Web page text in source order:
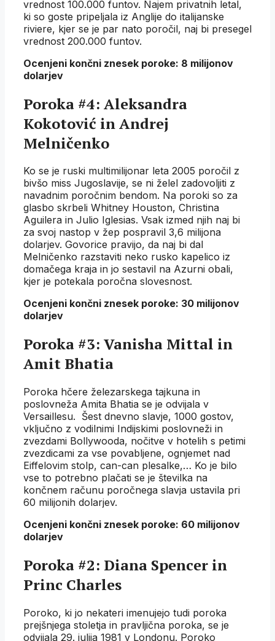
vrednost 100.000 funtov. Najem privatnih letal,
ki so goste pripeljala iz Anglije do italijanske
riviere, kjer se je par nato poročil, naj bi presegel
vrednost 200.000 funtov.
Ocenjeni končni znesek poroke: 8 milijonov
dolarjev
Poroka #4: Aleksandra
Kokotović in Andrej
Melničenko
Ko se je ruski multimilijonar leta 2005 poročil z
bivšo miss Jugoslavije, se ni želel zadovoljiti z
navadnim poročnim bendom. Na poroki so za
glasbo skrbeli Whitney Houston, Christina
Aguilera in Julio Iglesias. Vsak izmed njih naj bi
za svoj nastop v žep pospravil 3,6 milijona
dolarjev. Govorice pravijo, da naj bi dal
Melničenko razstaviti neko rusko kapelico iz
domačega kraja in jo sestavil na Azurni obali,
kjer je potekala poročna slovesnost.
Ocenjeni končni znesek poroke: 30 milijonov
dolarjev
Poroka #3: Vanisha Mittal in
Amit Bhatia
Poroka hčere železarskega tajkuna in
poslovneža Amita Bhatia se je odvijala v
Versaillesu. Šest dnevno slavje, 1000 gostov,
vključno z vodilnimi Indijskimi poslovneži in
zvezdami Bollywooda, nočitve v hotelih s petimi
zvezdicami za vse povabljene, ognjemet nad
Eiffelovim stolp, can-can plesalke,… Ko je bilo
vse to potrebno plačati se je številka na
končnem računu poročnega slavja ustavila pri
60 milijonih dolarjev.
Ocenjeni končni znesek poroke: 60 milijonov
dolarjev
Poroka #2: Diana Spencer in
Princ Charles
Poroko, ki jo nekateri imenujejo tudi poroka
prejšnjega stoletja in pravljična poroka, se je
odvijala 29. julija 1981 v Londonu. Poroko